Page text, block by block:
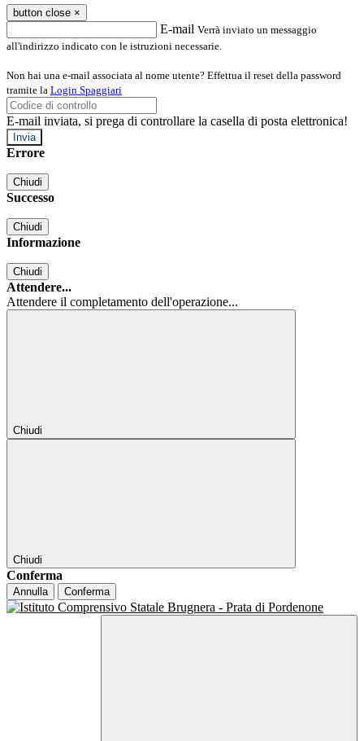
button close ×
E-mail Verrà inviato un messaggio
all'indirizzo indicato con le istruzioni necessarie.
Non hai una e-mail associata al nome utente? Effettua il reset della password
tramite la Login Spaggiari
E-mail inviata, si prega di controllare la casella di posta elettronica!
Errore
Chiudi
Successo
Chiudi
Informazione
Chiudi
Attendere...
Attendere il completamento dell'operazione...
Chiudi
Chiudi
Conferma
Annulla Conferma